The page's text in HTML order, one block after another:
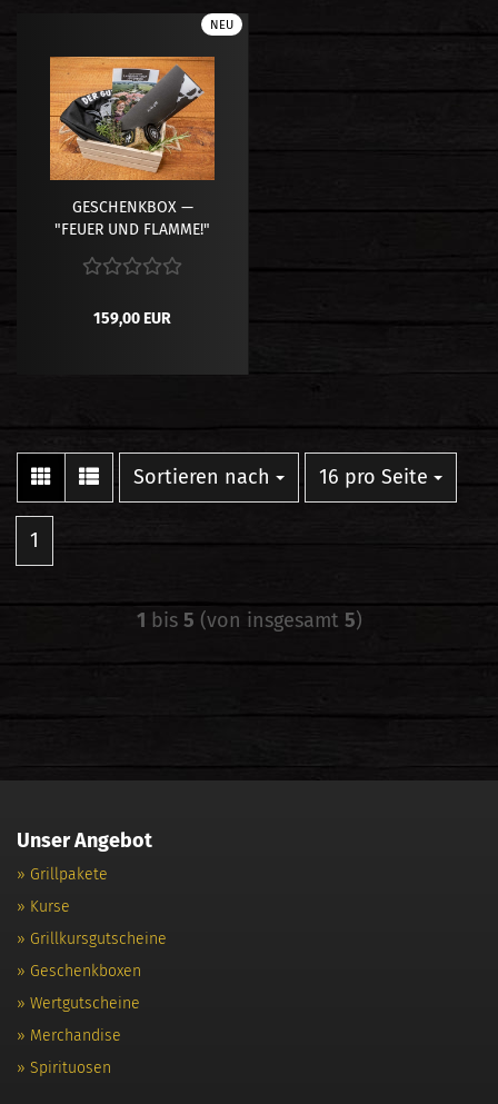
NEU
GESCHENKBOX —
"FEUER UND FLAMME!"
159,00 EUR
Sortieren nach
Sortieren nach 16 pro Seite
pro Seite
1
1 bis 5 (von insgesamt 5)
Unser Angebot
» Grillpakete
» Kurse
» Grillkursgutscheine
» Geschenkboxen
» Wertgutscheine
» Merchandise
» Spirituosen